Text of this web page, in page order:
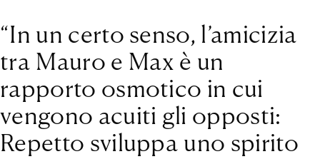
“In un certo senso, l’amicizia
tra Mauro e Max è un
rapporto osmotico in cui
vengono acuiti gli opposti:
Repetto sviluppa uno spirito